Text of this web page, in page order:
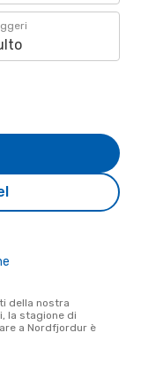
la stagione di
a Nordfjordur è